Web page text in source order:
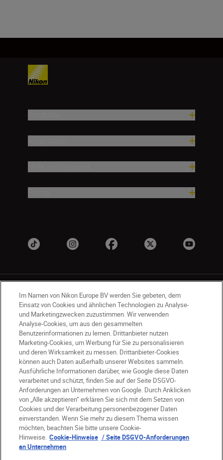
DE Nikon Sites
Kontakt
Datenschutzhinweis
Nutzungsbedingungen
Geschäftsbedingungen des Nikon Stores
Cookie-Hinweise
Barrierefreiheit
Cookie-Einstellungen
© 2026 Nikon
SKIP
Im Namen von Nikon Europe BV werden Sie gebeten, dem
Einsatz von Cookies und ähnlichen Technologien zu Analyse-
und Marketingzwecken zuzustimmen. Wir verwenden
Analyse-Cookies, um aus den gesammelten
Benutzerinformationen zu lernen. Drittanbieter nutzen
Marketing-Cookies, um Werbung für Sie zu personalisieren
und deren Wirksamkeit zu messen. Drittanbieter-Cookies
können auch Daten außerhalb unserer Websites sammeln.
Ausführliche Informationen darüber, wie Google diese Daten
verarbeitet und schützt, finden Sie auf der Seite DSGVO-
Anforderungen an Unternehmen von Google. Durch Anklicken
von „Alle akzeptieren“ erklären Sie sich mit dem Setzen von
Cookies und der Verarbeitung personenbezogener Daten
einverstanden. Wenn Sie mehr zu diesem Thema wissen
möchten, beachten Sie bitte unsere Cookie-
Hinweise. Cookie-Hinweise / Seite DSGVO-Anforderungen
an Unternehmen